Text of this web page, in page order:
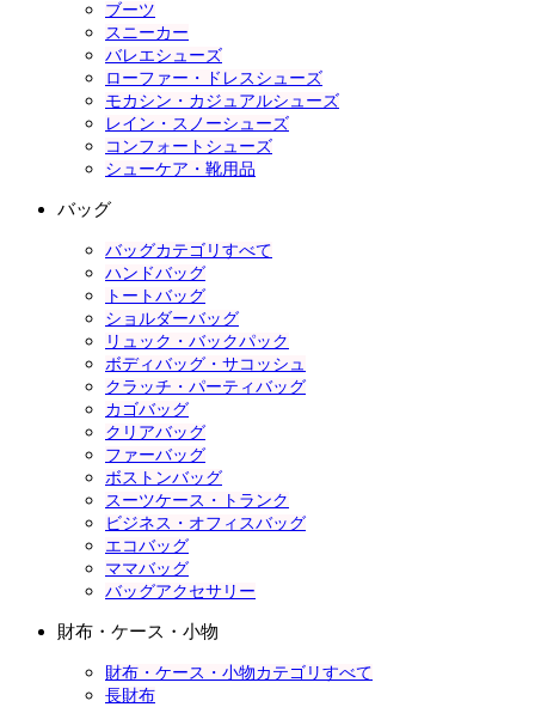
ブーツ
スニーカー
バレエシューズ
ローファー・ドレスシューズ
モカシン・カジュアルシューズ
レイン・スノーシューズ
コンフォートシューズ
シューケア・靴用品
バッグ
バッグカテゴリすべて
ハンドバッグ
トートバッグ
ショルダーバッグ
リュック・バックパック
ボディバッグ・サコッシュ
クラッチ・パーティバッグ
カゴバッグ
クリアバッグ
ファーバッグ
ボストンバッグ
スーツケース・トランク
ビジネス・オフィスバッグ
エコバッグ
ママバッグ
バッグアクセサリー
財布・ケース・小物
財布・ケース・小物カテゴリすべて
長財布